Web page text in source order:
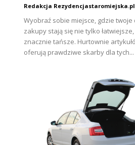
Redakcja Rezydencjastaromiejska.pl
Wyobraź sobie miejsce, gdzie twoje
zakupy stają się nie tylko
znacznie tańsze. Hurtownie
oferują prawdziwe skarby dla tych...